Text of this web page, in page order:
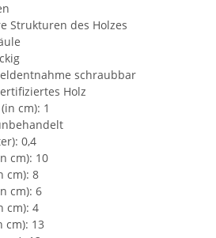
Strukturen des Holzes
schraubbar
Holz
cm): 1
0,4
cm): 10
cm): 8
cm): 6
cm): 4
cm): 13